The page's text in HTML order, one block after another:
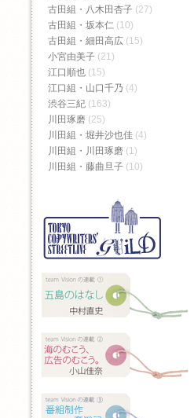
古田組・八木田杏子 (27)
古田組・坂本仁 (10)
古田組・細田高広 (15)
小宮由美子 (21)
江口順也 (15)
江口組・山口千乃 (4)
渋谷三紀 (163)
川田琢磨 (25)
川田組・堀井沙也佳 (4)
川田組・川田琢磨 (1)
川田組・藤曲旦子 (10)